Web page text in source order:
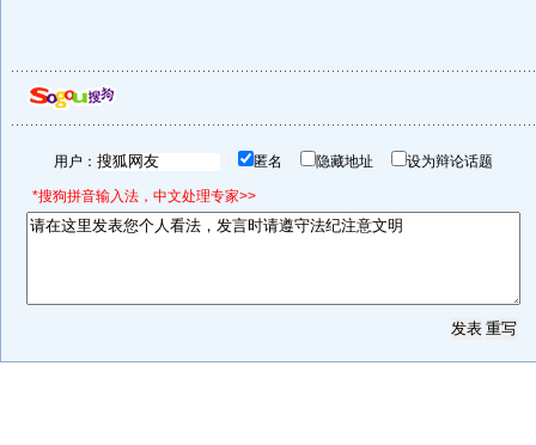
用户： 匿名 隐藏地址 设为辩论话题
*搜狗拼音输入法，中文处理专家>>